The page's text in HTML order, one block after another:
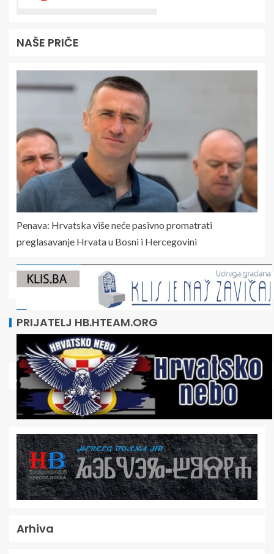
NAŠE PRIČE
Penava: Hrvatska više neće pasivno promatrati
preglasavanje Hrvata u Bosni i Hercegovini
PRIJATELJ HB.HTEAM.ORG
Arhiva